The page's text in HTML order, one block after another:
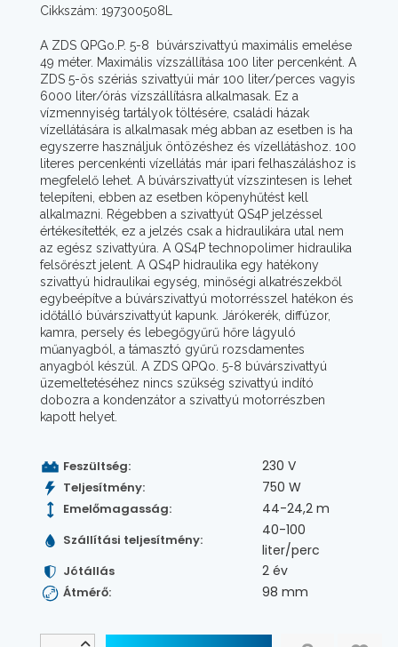
Cikkszám: 197300508L
A ZDS QPGo.P. 5-8 búvárszivattyú maximális emelése
49 méter. Maximális vízszállítása 100 liter percenként. A
ZDS 5-ös szériás szivattyúi már 100 liter/perces vagyis
6000 liter/órás vízszállításra alkalmasak. Ez a
vízmennyiség tartályok töltésére, családi házak
vízellátására is alkalmasak még abban az esetben is ha
egyszerre használjuk öntözéshez és vízellátáshoz. 100
literes percenkénti vízellátás már ipari felhaszáláshoz is
megfelelő lehet. A búvárszivattyút vízszintesen is lehet
telepíteni, ebben az esetben köpenyhűtést kell
alkalmazni. Régebben a szivattyút QS4P jelzéssel
értékesítették, ez a jelzés csak a hidraulikára utal nem
az egész szivattyúra. A QS4P technopolimer hidraulika
felsőrészt jelent. A QS4P hidraulika egy hatékony
szivattyú hidraulikai egység, minőségi alkatrészekből
egybeépítve a búvárszivattyú motorrésszel hatékon és
időtálló búvárszivattyút kapunk. Járókerék, diffúzor,
kamra, persely és lebegőgyűrű hőre lágyuló
műanyagból, a támasztó gyűrű rozsdamentes
anyagból készül. A ZDS QPQo. 5-8 búvárszivattyú
üzemeltetéséhez nincs szükség szivattyú indító
dobozra a kondenzátor a szivattyú motorrészben
kapott helyet.
Feszültség: 230 V
Teljesítmény: 750 W
Emelőmagasság: 44-24,2 m
Szállítási teljesítmény:
40-100
liter/perc
Jótállás 2 év
Átmérő: 98 mm